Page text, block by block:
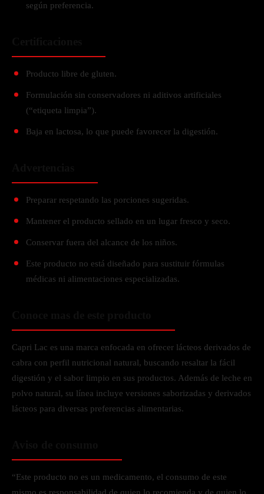
según preferencia.
Producto libre de gluten.
Formulación sin conservadores ni aditivos artificiales
(“etiqueta limpia”).
Baja en lactosa, lo que puede favorecer la digestión.
Preparar respetando las porciones sugeridas.
Mantener el producto sellado en un lugar fresco y seco.
Conservar fuera del alcance de los niños.
Este producto no está diseñado para sustituir fórmulas
médicas ni alimentaciones especializadas.
Capri Lac es una marca enfocada en ofrecer lácteos derivados de
cabra con perfil nutricional natural, buscando resaltar la fácil
digestión y el sabor limpio en sus productos. Además de leche en
polvo natural, su línea incluye versiones saborizadas y derivados
lácteos para diversas preferencias alimentarias.
“Este producto no es un medicamento, el consumo de este